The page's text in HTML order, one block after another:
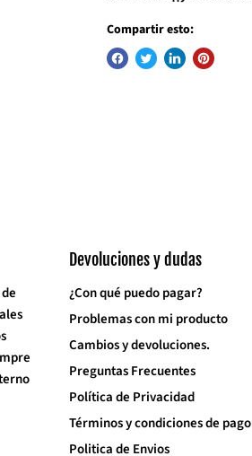
Compartir esto:
Devoluciones y dudas
¿Con qué puedo pagar?
Problemas con mi producto
Cambios y devoluciones.
Preguntas Frecuentes
Política de Privacidad
Términos y condiciones de
Politica de Envios